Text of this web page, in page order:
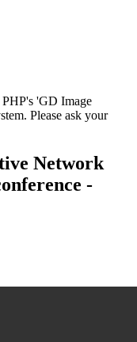
'GD Image
Please ask your
Network
-